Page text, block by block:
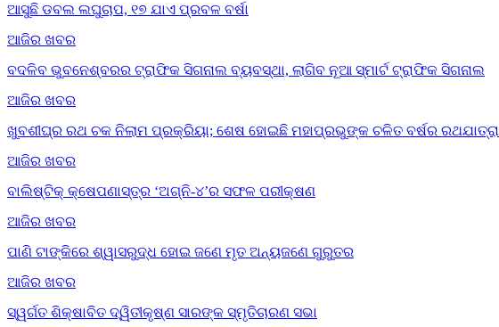
ଆସୁଛି ଡବଲ ଲଘୁଚାପ, ୧୭ ଯାଏ ପ୍ରବଳ ବର୍ଷା
ଆଜିର ଖବର
ବଦଳିବ ଭୁବନେଶ୍ବରର ଟ୍ରାଫିକ ସିଗନାଲ ବ୍ୟବସ୍ଥା, ଲାଗିବ ନୂଆ ସ୍ମାର୍ଟ ଟ୍ରାଫିକ ସିଗନାଲ
ଆଜିର ଖବର
ଖୁବଶୀଘ୍ର ରଥ ଚକ ନିଲାମ ପ୍ରକ୍ରିୟା; ଶେଷ ହୋଇଛି ମହାପ୍ରଭୁଙ୍କ ଚଳିତ ବର୍ଷର ରଥଯାତ୍ରା
ଆଜିର ଖବର
ବାଲିଷ୍ଟିକ୍ କ୍ଷେପଣାସ୍ତ୍ର ‘ଅଗ୍ନି-୪’ର ସଫଳ ପରୀକ୍ଷଣ
ଆଜିର ଖବର
ପାଣି ଟାଙ୍କିରେ ଶ୍ୱାସରୁଦ୍ଧ ହୋଇ ଜଣେ ମୃତ ଅନ୍ୟଜଣେ ଗୁରୁତର
ଆଜିର ଖବର
ସ୍ୱର୍ଗତ ଶିକ୍ଷାବିତ ଦ୍ୱିତୀକୃଷ୍ଣ ସାରଙ୍କ ସ୍ମୃତିଚାରଣ ସଭା